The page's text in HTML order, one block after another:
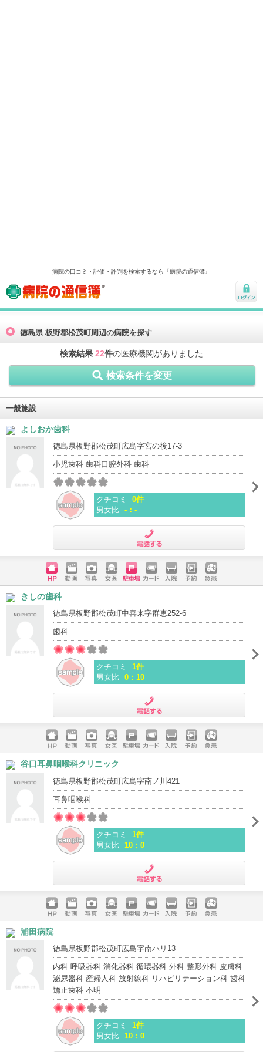
病院の口コミ・評価・評判を検索するなら『病院の通信簿』
病院の通信簿
ログ
徳島県 板野郡松茂町周辺の病院を探す
検索結果 22件の医療機関がありました
検索条件を変更
一般施設
よしおか歯科
徳島県板野郡松茂町広島字宮の後17-3
小児歯科 歯科口腔外科 歯科
クチコミ
0件
男女比 -：-
ホームペ
ージ
動画 写真 女医 駐車場
クレジッ
入院 予約 急患
きしの歯科
徳島県板野郡松茂町中喜来字群恵252-6
歯科
クチコミ
1件
男女比 0：10
ホームペ
ージ
動画 写真 女医 駐車場
クレジッ
入院 予約 急患
谷口耳鼻咽喉科クリニック
徳島県板野郡松茂町広島字南ノ川421
耳鼻咽喉科
クチコミ
1件
男女比
10：0
ホームペ
ージ
動画 写真 女医 駐車場
クレジッ
入院 予約 急患
浦田病院
徳島県板野郡松茂町広島字南ハリ13
内科 呼吸器科 消化器科 循環器科 外科 整形外科 皮膚科
泌尿器科 産婦人科 放射線科 リハビリテーション科 歯科
矯正歯科 不明
クチコミ
1件
男女比
10：0